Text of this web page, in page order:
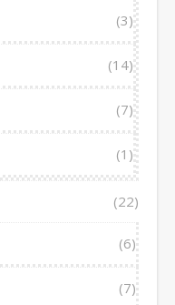
(3)
(14)
(7)
(1)
(22)
(6)
(7)